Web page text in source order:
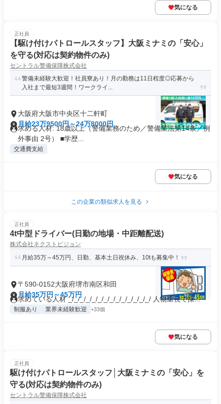
気になる
正社員
【駆け付けパトロールスタッフ】大阪ミナミの「安心」
を守る(対応は契約物件のみ)
セントラル警備保障株式会社
警備未経験大歓迎！社員寮あり！月の勤務は11日程度◎応募から
入社まで最短3週間！ワークライ...
大阪府大阪市中央区十二軒町
月給23万9500円～24万8000円
求める人材: 18歳以上（警備業務のため／警備業法第14条／例
外事由 2号） ■学歴...
交通費支給
気になる
この企業の類似求人を見る
正社員
4t中型ドライバー(日勤の地場・中距離配送)
株式会社ネクストビジョン
月給35万～45万円、日勤、基本土日祝休み、10tも募集中！
〒590-0152大阪府堺市南区和田
月給35万円～45万円
求めている人材 _/_/_/_/_/_/_/_/_/_/_/_/_/_/ 人物重視で採...
制服あり 業界未経験歓迎 +33個
気になる
正社員
駆け付けパトロールスタッフ│大阪ミナミの「安心」を
守る(対応は契約物件のみ)
セントラル警備保障株式会社